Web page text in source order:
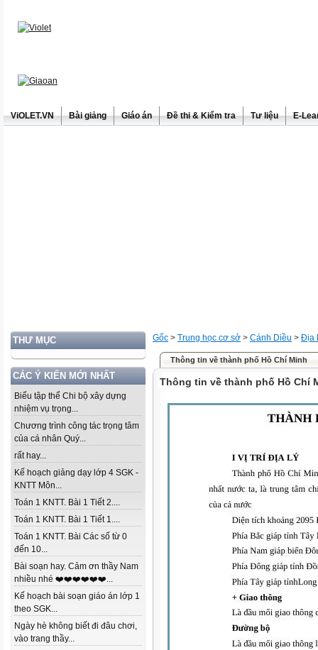
ViOLET.VN Bài giảng Giáo án Đề thi & Kiểm tra Tư liệu E-
THƯ MỤC
CÁC Ý KIẾN MỚI NHẤT
Biểu tập thể Chi bộ xây dựng
nhiệm vụ trọng...
Chương trình công tác trọng tâm
của cá nhân Quý...
rất hay...
Kế hoạch giảng dạy lớp 4 SGK -
KNTT Môn...
Toán 1 KNTT. Bài 1 Tiết 2....
Toán 1 KNTT. Bài 1 Tiết 1....
Toán 1 KNTT. Bài Các số từ 0
đến 10...
Bài soạn hay. Cảm ơn thầy Nam
nhiều nhé ❤️❤️❤️❤️❤️❤️...
Kế hoạch bài soạn giáo án lớp 1
theo SGK...
Ngày hè không biết đi đâu chơi,
vào trang thầy...
Gốc > Trung học cơ sở > Cánh Diều > Địa
Thông tin về thành phố Hồ Chí Minh
Thông tin về thành phố Hồ Chí